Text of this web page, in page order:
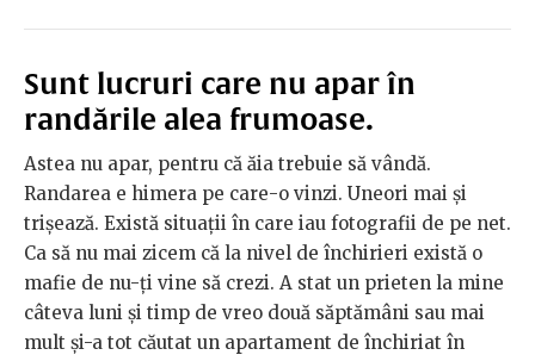
Sunt lucruri care nu apar în
randările alea frumoase.
Astea nu apar, pentru că ăia trebuie să vândă.
Randarea e himera pe care-o vinzi. Uneori mai și
trișează. Există situații în care iau fotografii de pe net.
Ca să nu mai zicem că la nivel de închirieri există o
mafie de nu-ți vine să crezi. A stat un prieten la mine
câteva luni și timp de vreo două săptămâni sau mai
mult și-a tot căutat un apartament de închiriat în